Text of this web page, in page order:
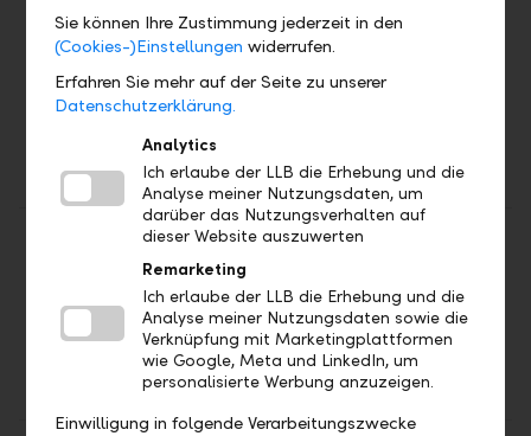
2002
Repurchase of 160'000
shares and reduction of the
share capital to CHF 172
million, divided into
having a par value of CHF
50.− each.
Repurchase of 160'000
shares and reduction of the
share capital to CHF 164
million, divided into
3'280'000 bearer shares
having a par value of CHF
50.− each.
Sie können Ihre Zustimmung jederzeit in den
(Cookies-)Einstellungen widerrufen.
Erfahren Sie mehr auf der Seite zu unserer
Datenschutzerklärung.
Analytics
Ich erlaube der LLB die Erhebung und die
Analyse meiner Nutzungsdaten, um
darüber das Nutzungsverhalten auf
dieser Website auszuwerten
Remarketing
Ich erlaube der LLB die Erhebung und die
Analyse meiner Nutzungsdaten sowie die
Verknüpfung mit Marketingplattformen
wie Google, Meta und LinkedIn, um
personalisierte Werbung anzuzeigen.
Einwilligung in folgende Verarbeitungszwecke